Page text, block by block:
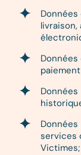
services
Victimes;